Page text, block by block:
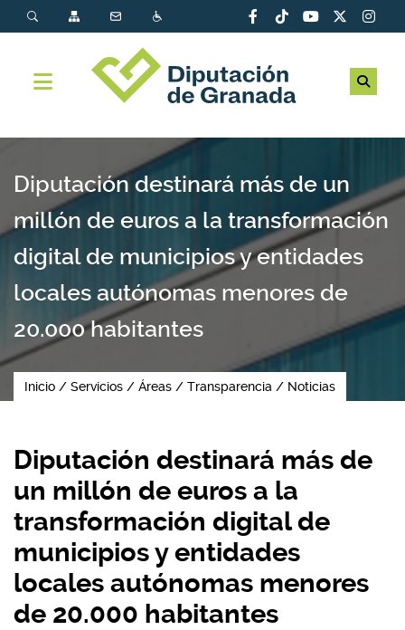
Diputación destinará más de un
millón de euros a la transformación
digital de municipios y entidades
locales autónomas menores de
20.000 habitantes
Inicio Servicios Áreas Transparencia Noticias
Diputación destinará más de
un millón de euros a la
transformación digital de
municipios y entidades
locales autónomas menores
de 20.000 habitantes